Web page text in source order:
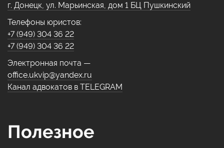
г. Донецк, ул. Марьинская, дом 1 БЦ Пушкинский
Телефоны юристов:
+7 (949) 304 36 22
+7 (949) 304 36 22
Электронная почта —
office.ukvip@yandex.ru
Канал адвокатов в TELEGRAM
Полезное